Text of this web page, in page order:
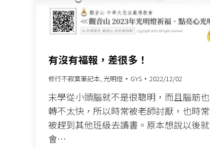
有沒有福報，差很多！
修行不寂寞筆記本, 光明燈 GYS 2022/12/02
末學從小頭腦就不是很聰明，而且腦筋也
轉不太快，所以時常被老師討厭，也時常
被趕到其他班級去讀書。原本想說以後就
會…